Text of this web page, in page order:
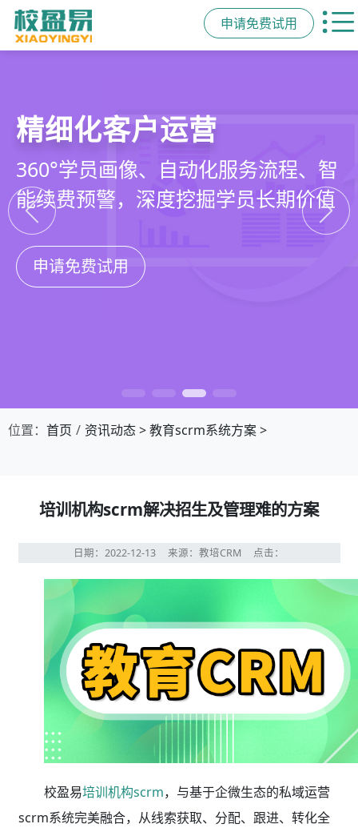
申请免费试用
教培行业CRM
以学员为中心，打通从引流、转化、
教学到复购转介绍的全生命周期增长
引擎
申请免费试用
智能销售漏斗
线索自动分配、标准化跟单、试听转
化分析，打造高绩效招生团队
申请免费试用
精细化客户运营
360°学员画像、自动化服务流程、智
能续费预警，深度挖掘学员长期价值
申请免费试用
私域招生与裂变
集成企微SCRM、小程序商城、丰富
裂变工具，实现低成本口碑增长
申请免费试用
位置： 首页 资讯动态>教育scrm系统方案>
培训机构scrm解决招生及管理难的方案
日期：2022-12-13 来源：教培CRM 点击：
校盈易培训机构scrm，与基于企微生态的私域运营
scrm系统完美融合，从线索获取、分配、跟进、转化全